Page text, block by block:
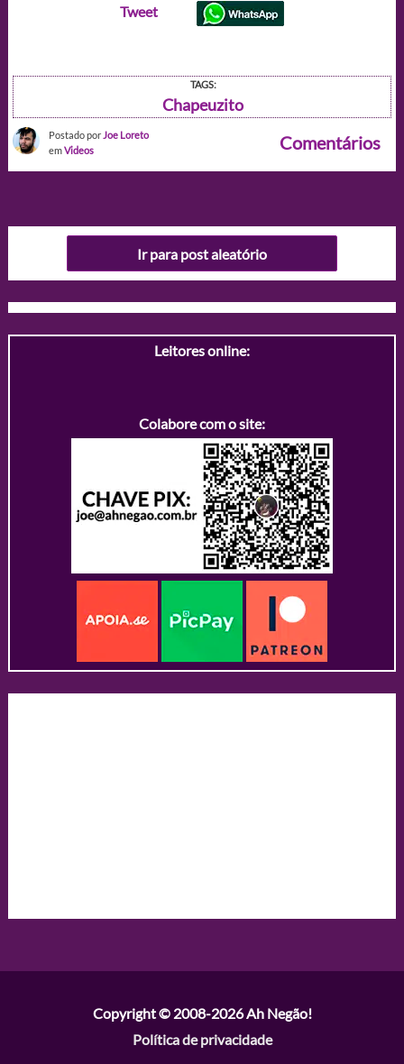
Tweet
TAGS:
Chapeuzito
Postado por Joe Loreto
emVideos Comentários
Ir para post aleatório
Leitores online:
Colabore com o site:
Copyright © 2008-2026Ah Negão!
Política de privacidade